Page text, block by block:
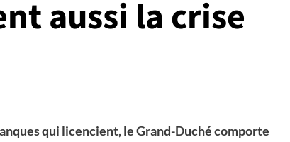
aussi la crise
qui licencient, le Grand-Duché comporte